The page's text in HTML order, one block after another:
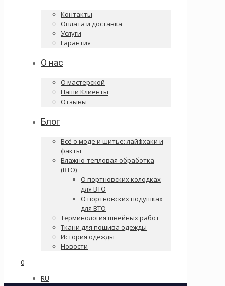
Контакты
Оплата и доставка
Услуги
Гарантия
О нас
О мастерской
Наши Клиенты
Отзывы
Блог
Всё о моде и шитье: лайфхаки и
факты
Влажно-тепловая обработка
(ВТО)
О портновских колодках
для ВТО
О портновских подушках
для ВТО
Терминология швейных работ
Ткани для пошива одежды
История одежды
Новости
0
RU